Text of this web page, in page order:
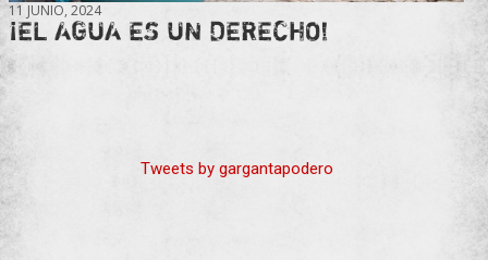
11 JUNIO, 2024
¡EL AGUA ES UN DERECHO!
Tweets by gargantapodero